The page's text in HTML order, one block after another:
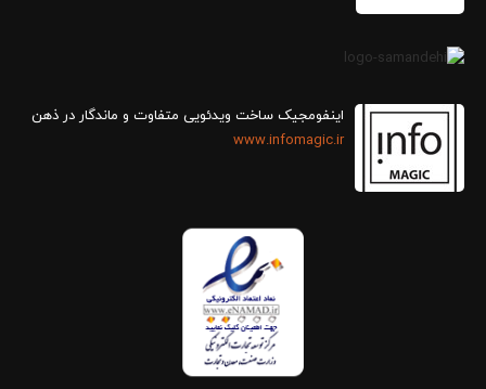
اینفومجیک ساخت ویدئویی متفاوت و ماندگار در ذهن
www.infomagic.ir